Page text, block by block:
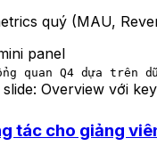
quý (MAU,
panel
quan Q4 dựa trên
Overview với
tác cho giảng